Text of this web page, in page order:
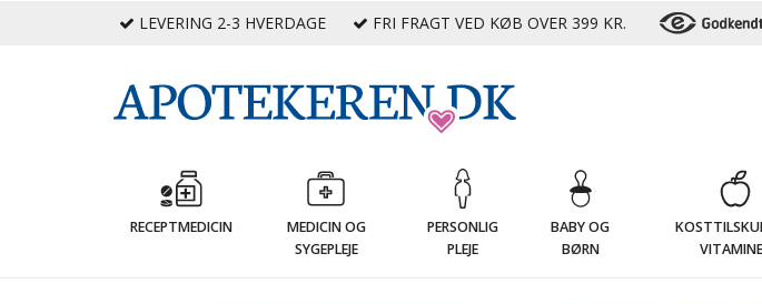
LEVERING 2-3 HVERDAGE FRI FRAGT VED KØB OVER 399 KR.
RECEPTMEDICIN
MEDICIN OG
SYGEPLEJE
PERSONLIG
PLEJE
BABY OG
BØRN